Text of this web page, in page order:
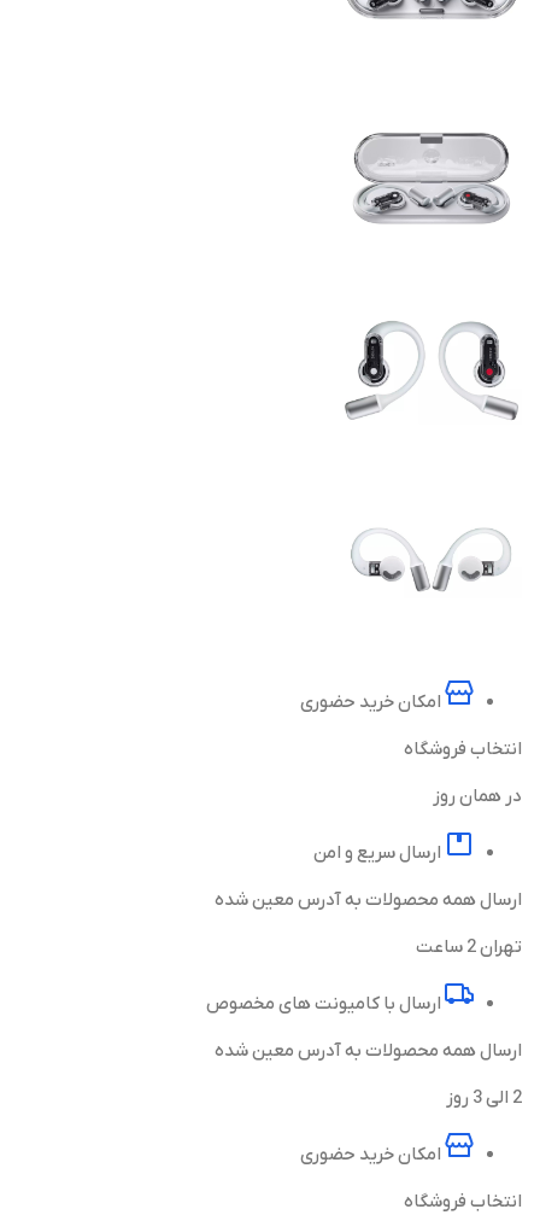
امکان خرید حضوری
انتخاب فروشگاه
در همان روز
ارسال سریع و امن
ارسال همه محصولات به آدرس معین شده
تهران 2 ساعت
ارسال با کامیونت های مخصوص
ارسال همه محصولات به آدرس معین شده
2 الی 3 روز
امکان خرید حضوری
انتخاب فروشگاه